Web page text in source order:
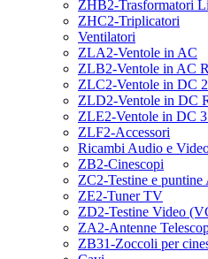
ZHB2-Trasformatori
ZHC2-Triplicatori
Ventilatori
ZLA2-Ventole in AC
ZLB2-Ventole in AC
ZLC2-Ventole in DC
ZLD2-Ventole in DC
ZLE2-Ventole in DC
ZLF2-Accessori
Ricambi Audio e
ZB2-Cinescopi
ZC2-Testine e puntine
ZE2-Tuner TV
ZD2-Testine Video
ZA2-Antenne
ZB31-Zoccoli per